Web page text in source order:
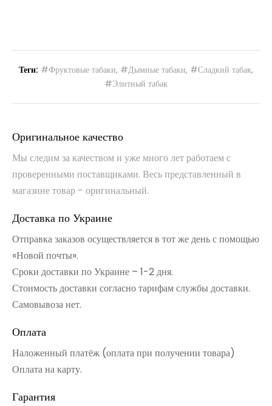
Теги: #Фруктовые табаки, #Дымные табаки, #Сладкий табак,
#Элитный табак
Оригинальное качество
Мы следим за качеством и уже много лет работаем с
проверенными поставщиками. Весь представленный в
магазине товар - оригинальный.
Доставка по Украине
Отправка заказов осуществляется в тот же день с помощью
«Новой почты».
Сроки доставки по Украине – 1-2 дня.
Стоимость доставки согласно тарифам службы доставки.
Самовывоза нет.
Оплата
Наложенный платёж (оплата при получении товара)
Оплата на карту.
Гарантия